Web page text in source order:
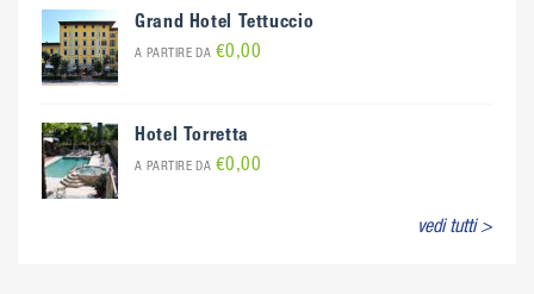
Grand Hotel Tettuccio
A PARTIRE DA €0,00
Hotel Torretta
A PARTIRE DA €0,00
vedi tutti >